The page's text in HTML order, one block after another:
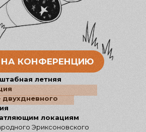
летняя
локациям
Эриксоновского
НА КОНФЕРЕНЦИЮ